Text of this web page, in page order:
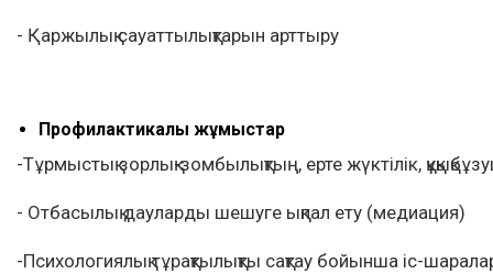
- Қаржылық сауаттылықтарын арттыру
Профилактикалық жұмыстар
-Тұрмыстық зорлық-зомбылықтың, ерте жүктілік,
- Отбасылық дауларды шешуге ықпал ету (медиация)
-Психологиялық тұрақтылықты сақтау бойынша іс-